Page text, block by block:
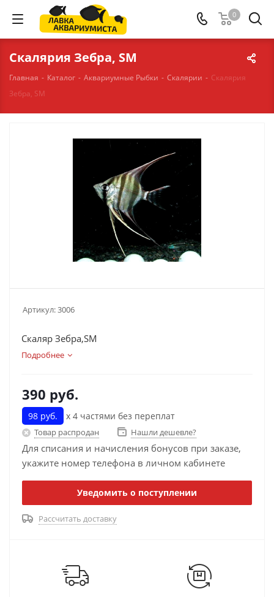
0
Скалярия Зебра, SM
Главная - Каталог - Аквариумные Рыбки - Скалярии - Скалярия
Зебра, SM
Артикул:3006
Скаляр Зебра,SM
Подробнее
390 руб.
98 руб. х 4 частями без переплат
Товар распродан Нашли дешевле?
Для списания и начисления бонусов при заказе,
укажите номер телефона в личном кабинете
Уведомить о поступлении
Рассчитать доставку